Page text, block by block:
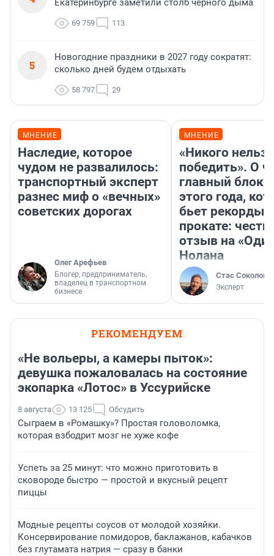
Екатеринбурге заметили столб черного дыма
69 759 113
5
Новогодние праздники в 2027 году сократят:
сколько дней будем отдыхать
58 797 29
МНЕНИЕ
Наследие, которое
чудом не развалилось:
транспортный эксперт
разнес миф о «вечных»
советских дорогах
Олег Арефьев
Блогер, предприниматель,
владелец в транспортном
бизнесе
МНЕНИЕ
«Никого нельзя
победить». О
главный
этого года,
бьет рекорды в
прокате:
отзыв на
Нолана
Стас Соколов
Эксперт
РЕКОМЕНДУЕМ
«Не вольеры, а камеры пыток»:
девушка пожаловалась на состояние
экопарка «Лотос» в Уссурийске
8 августа 13 125 Обсудить
Сыграем в «Ромашку»? Простая головоломка,
которая взбодрит мозг не хуже кофе
Успеть за 25 минут: что можно приготовить в
сковороде быстро — простой и вкусный рецепт
пиццы
Модные рецепты соусов от молодой хозяйки.
Консервирование помидоров, баклажанов, кабачков
без глутамата натрия — сразу в банки